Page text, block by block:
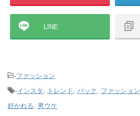
LINE
-ファッション
-インスタ, トレンド, パック, ファッション
好かれる, 男ウケ